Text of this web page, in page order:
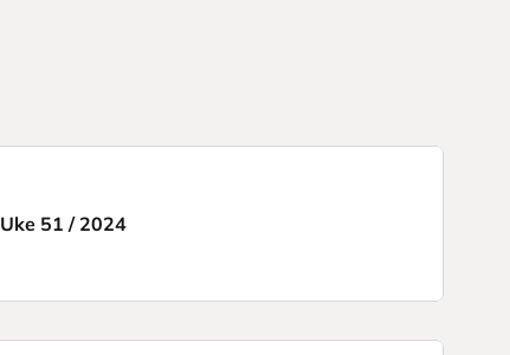
Uke 51 / 2024